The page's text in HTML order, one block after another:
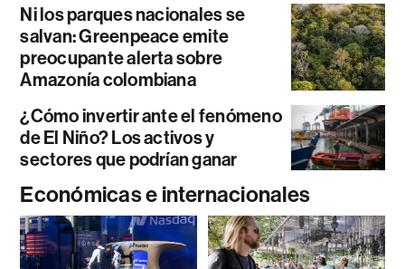
Ni los parques nacionales se
salvan: Greenpeace emite
preocupante alerta sobre
Amazonía colombiana
¿Cómo invertir ante el fenómeno
de El Niño? Los activos y
sectores que podrían ganar
Económicas e internacionales